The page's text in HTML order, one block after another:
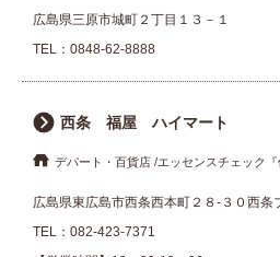
広島県三原市城町２丁目１３－１
TEL： 0848-62-8888
西条 福屋 ハイマート
デパート・百貨店 エッセンスチェック『
広島県東広島市西条西本町２８-３０西条
TEL： 082-423-7371